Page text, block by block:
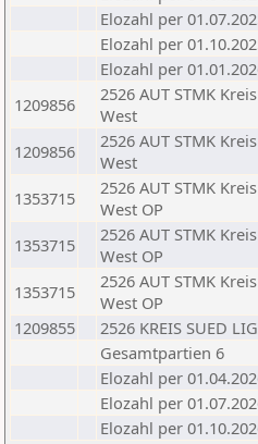
Elozahl per
Elozahl per
Elozahl per
1209856
2526 AUT STMK
West
1209856
2526 AUT STMK
West
1353715
2526 AUT STMK
West OP
1353715
2526 AUT STMK
West OP
1353715
2526 AUT STMK
West OP
1209855
2526 KREIS SUED
Gesamtpartien 6
Elozahl per
Elozahl per
Elozahl per